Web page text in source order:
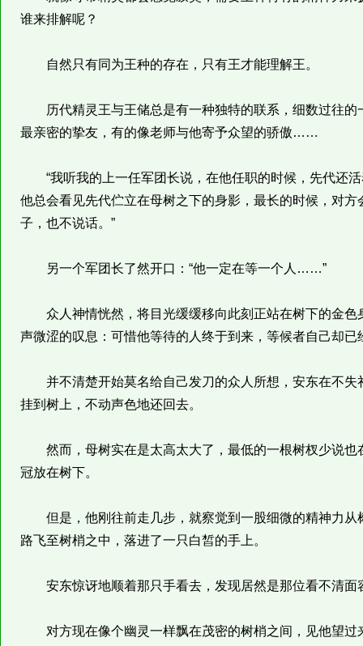
谁来排解呢？
自然只有同为王种的存在，只有王才能理解王。
历代精灵王与王储总是有一种独特的联系，细数过往的
最亲密的挚友，有的像老师与他寄予众望的骄傲……
“我听我的上一任军团长说，在他任职的时候，先代还活
他总会看见先代伫立在母树之下的身影，最长的时候，对
子，也不说话。”
另一个军团长了然开口：“他一定在等一个人……”
众人神情恍然，将目光缓缓移向此刻正站在树下的金色
声微涩的叹息：可惜他等待的人终于到来，等候者自己却已
并不清楚开始莫名给自己发刀的众人所想，安东在不失
挂到树上，不动声色地还回去。
然而，母树实在是太高太大了，最低的一根树杈少说也
冠放在树下。
但是，他刚往前走几步，就察觉到一股细微的精神力从
路飞至树梢之中，落进了一只白皙的手上。
安东惊讶地顺着那只手看去，发现居然是那位看不清面
对方现在像个幽灵一样飘在茂密的树梢之间，见他望过